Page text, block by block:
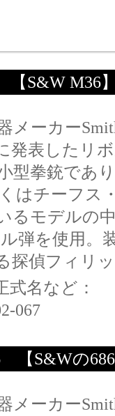
【S&W M36
メーカー
発表したリ
型拳銃であ
くはチーフス
るモデルの
弾を使用。
探偵フィリ
式名など：
067
【S&Wの
メーカー